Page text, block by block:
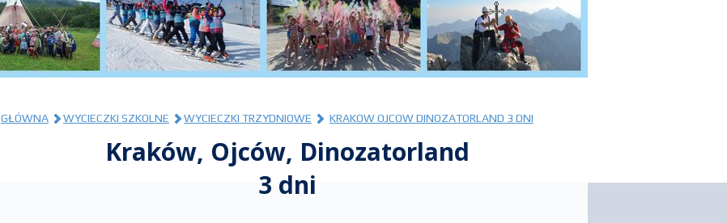
GŁÓWNA WYCIECZKI SZKOLNE WYCIECZKI TRZYDNIOWE KRAKOW OJCOW DINOZATORLAND 3 DNI
Kraków, Ojców, Dinozatorland
3 dni